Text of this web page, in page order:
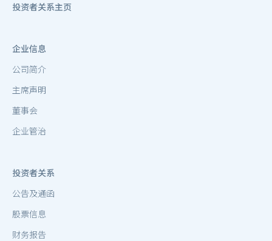
投资者关系主页
企业信息
公司简介
主席声明
董事会
企业管治
投资者关系
公告及通函
股票信息
财务报告